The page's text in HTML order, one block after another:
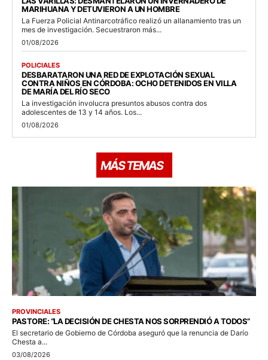
MARIHUANA Y DETUVIERON A UN HOMBRE
La Fuerza Policial Antinarcotráfico realizó un allanamiento tras un
mes de investigación. Secuestraron más...
01/08/2026
POLICIALES
DESBARATARON UNA RED DE EXPLOTACIÓN SEXUAL
CONTRA NIÑOS EN CÓRDOBA: OCHO DETENIDOS EN VILLA
DE MARÍA DEL RÍO SECO
La investigación involucra presuntos abusos contra dos
adolescentes de 13 y 14 años. Los...
01/08/2026
MÁS TEMAS
PROVINCIALES
PASTORE: “LA DECISIÓN DE CHESTA NOS SORPRENDIÓ A TODOS”
El secretario de Gobierno de Córdoba aseguró que la renuncia de Darío
Chesta a...
03/08/2026